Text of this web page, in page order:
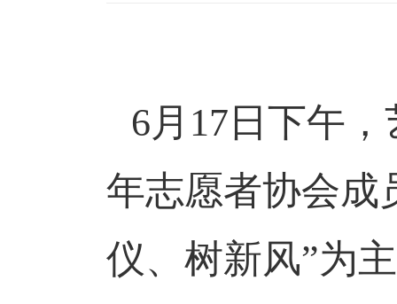
6月17日下午
年志愿者协会成
仪、树新风”为